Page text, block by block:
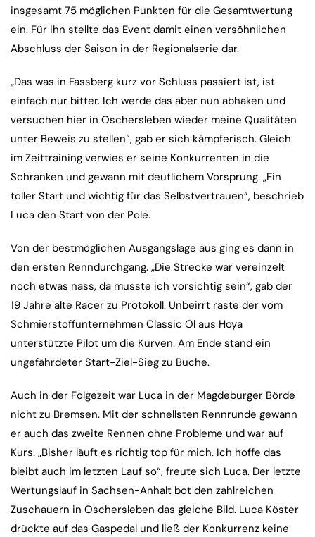
insgesamt 75 möglichen Punkten für die Gesamtwertung
ein. Für ihn stellte das Event damit einen versöhnlichen
Abschluss der Saison in der Regionalserie dar.
„Das was in Fassberg kurz vor Schluss passiert ist, ist
einfach nur bitter. Ich werde das aber nun abhaken und
versuchen hier in Oschersleben wieder meine Qualitäten
unter Beweis zu stellen“, gab er sich kämpferisch. Gleich
im Zeittraining verwies er seine Konkurrenten in die
Schranken und gewann mit deutlichem Vorsprung. „Ein
toller Start und wichtig für das Selbstvertrauen“, beschrieb
Luca den Start von der Pole.
Von der bestmöglichen Ausgangslage aus ging es dann in
den ersten Renndurchgang. „Die Strecke war vereinzelt
noch etwas nass, da musste ich vorsichtig sein“, gab der
19 Jahre alte Racer zu Protokoll. Unbeirrt raste der vom
Schmierstoffunternehmen Classic Öl aus Hoya
unterstützte Pilot um die Kurven. Am Ende stand ein
ungefährdeter Start-Ziel-Sieg zu Buche.
Auch in der Folgezeit war Luca in der Magdeburger Börde
nicht zu Bremsen. Mit der schnellsten Rennrunde gewann
er auch das zweite Rennen ohne Probleme und war auf
Kurs. „Bisher läuft es richtig top für mich. Ich hoffe das
bleibt auch im letzten Lauf so“, freute sich Luca. Der letzte
Wertungslauf in Sachsen-Anhalt bot den zahlreichen
Zuschauern in Oschersleben das gleiche Bild. Luca Köster
drückte auf das Gaspedal und ließ der Konkurrenz keine